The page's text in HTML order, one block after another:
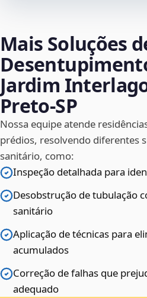
Mais Soluções
Jardim
Preto‑SP
Nossa equipe atende
prédios, resolvendo diferentes
sanitário, como:
Inspeção detalhada para
Desobstrução de tubulação
sanitário
Aplicação de técnicas para
acumulados
Correção de falhas que
adequado